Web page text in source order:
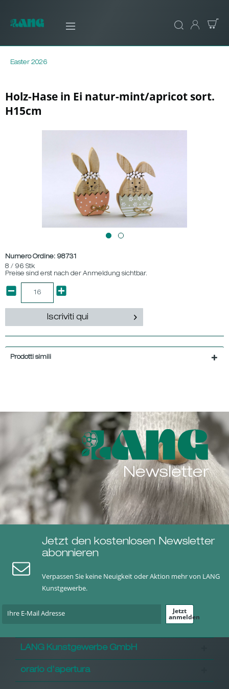
Easter 2026
Holz-Hase in Ei natur-mint/apricot sort.
H15cm
Numero Ordine: 98731
8 / 96 Stk
Preise sind erst nach der Anmeldung sichtbar.
Iscriviti qui
Prodotti simili
Newsletter
Jetzt den kostenlosen Newsletter
abonnieren
Verpassen Sie keine Neuigkeit oder Aktion mehr von LANG
Kunstgewerbe.
Jetzt
anmelden
LANG Kunstgewerbe GmbH
orario d'apertura